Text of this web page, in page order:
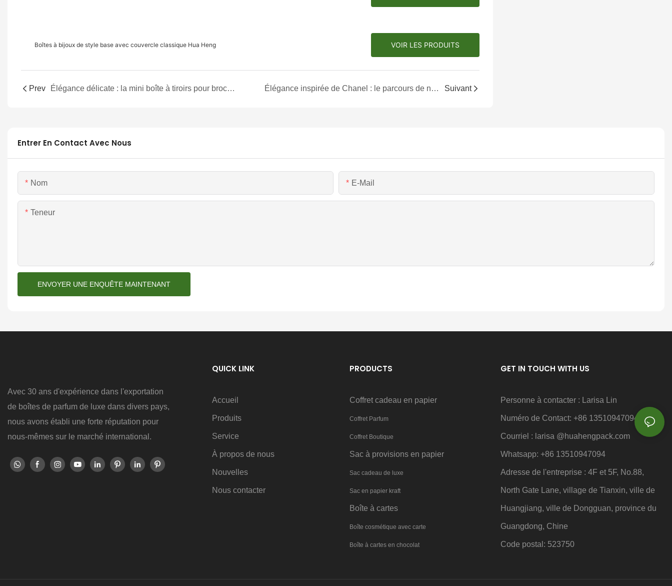
Boîtes à bijoux de style base avec couvercle classique Hua Heng VOIR LES PRODUITS
Prev Élégance délicate : la mini boîte à tiroirs pour broches et bibelots Élégance inspirée de Chanel : le parcours de notre boîte à tiroirs blanche Suivant
Entrer En Contact Avec Nous
Nom E-Mail
Teneur
ENVOYER UNE ENQUÊTE MAINTENANT
Avec 30 ans d'expérience dans l'exportation
de boîtes de parfum de luxe dans divers pays,
nous avons établi une forte réputation pour
nous-mêmes sur le marché international.
QUICK LINK
Accueil
Produits
Service
À propos de nous
Nouvelles
Nous contacter
PRODUCTS
Coffret cadeau en papier
Coffret Parfum
Coffret Boutique
Sac à provisions en papier
Sac cadeau de luxe
Sac en papier kraft
Boîte à cartes
Boîte cosmétique avec carte
Boîte à cartes en chocolat
GET IN TOUCH WITH US
Personne à contacter : Larisa Lin
Numéro de Contact: +86 13510947094
Courriel : larisa @huahengpack.com
Whatsapp: +86 13510947094
Adresse de l'entreprise : 4F et 5F, No.88,
North Gate Lane, village de Tianxin, ville de
Huangjiang, ville de Dongguan, province du
Guangdong, Chine
Code postal: 523750